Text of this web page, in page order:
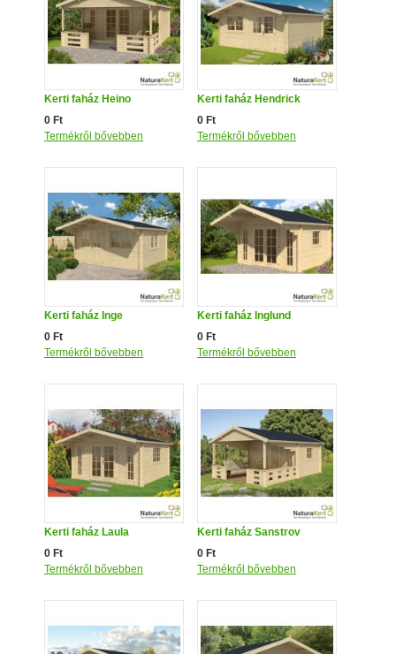
Kerti faház Heino
0 Ft
Termékről bővebben
Kerti faház Hendrick
0 Ft
Termékről bővebben
Kerti faház Inge
0 Ft
Termékről bővebben
Kerti faház Inglund
0 Ft
Termékről bővebben
Kerti faház Laula
0 Ft
Termékről bővebben
Kerti faház Sanstrov
0 Ft
Termékről bővebben